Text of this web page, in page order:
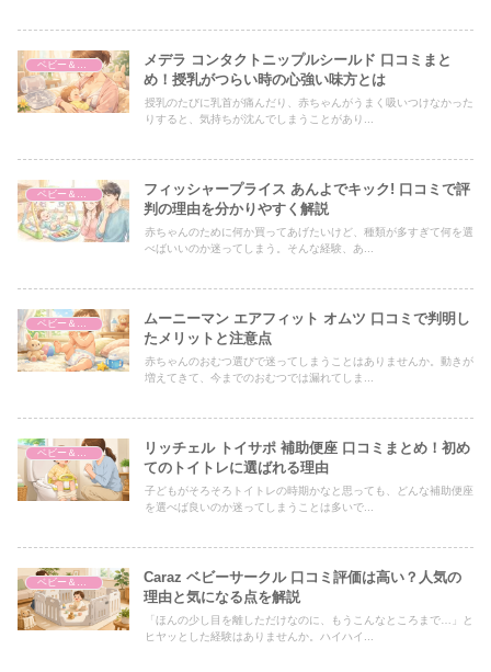
ベビー＆マタニティ
メデラ コンタクトニップルシールド 口コミまと
め！授乳がつらい時の心強い味方とは
授乳のたびに乳首が痛んだり、赤ちゃんがうまく吸いつけなかった
りすると、気持ちが沈んでしまうことがあり...
ベビー＆マタニティ
フィッシャープライス あんよでキック! 口コミで評
判の理由を分かりやすく解説
赤ちゃんのために何か買ってあげたいけど、種類が多すぎて何を選
べばいいのか迷ってしまう。そんな経験、あ...
ベビー＆マタニティ
ムーニーマン エアフィット オムツ 口コミで判明し
たメリットと注意点
赤ちゃんのおむつ選びで迷ってしまうことはありませんか。動きが
増えてきて、今までのおむつでは漏れてしま...
リッチェル トイサポ 補助便座 口コミまとめ！初め
てのトイトレに選ばれる理由
子どもがそろそろトイトレの時期かなと思っても、どんな補助便座
を選べば良いのか迷ってしまうことは多いで...
Caraz ベビーサークル 口コミ評価は高い？人気の
理由と気になる点を解説
「ほんの少し目を離しただけなのに、もうこんなところまで…」と
ヒヤッとした経験はありませんか。ハイハイ...